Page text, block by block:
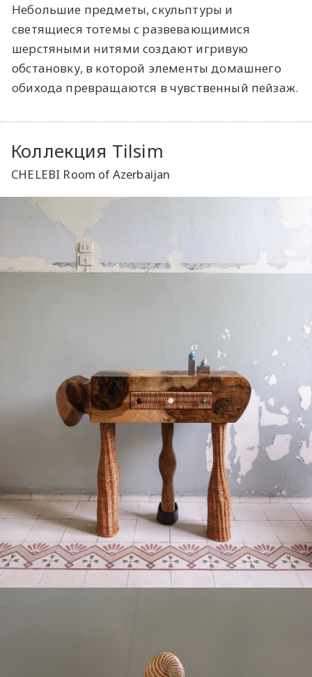
Небольшие предметы, скульптуры и
светящиеся тотемы с развевающимися
шерстяными нитями создают игривую
обстановку, в которой элементы домашнего
обихода превращаются в чувственный пейзаж.
Коллекция Tilsim
CHELEBI Room of Azerbaijan